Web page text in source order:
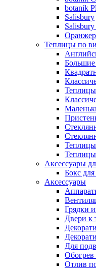
botanik
Salisbury
Теплицы по
Теплицы
Теплицы
Аксессуары
Бокс
Аксессуары
Грядки
Двери к
Для
Обогрев
Отлив